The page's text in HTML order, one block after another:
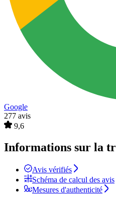
Google
277 avis
9,6
Informations sur la
Avis vérifiés
Schéma de calcul des avis
Mesures d'authenticité